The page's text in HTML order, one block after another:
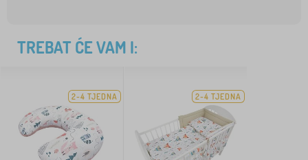
TREBAT ĆE VAM I:
2-4 TJEDNA 2-4 TJEDNA